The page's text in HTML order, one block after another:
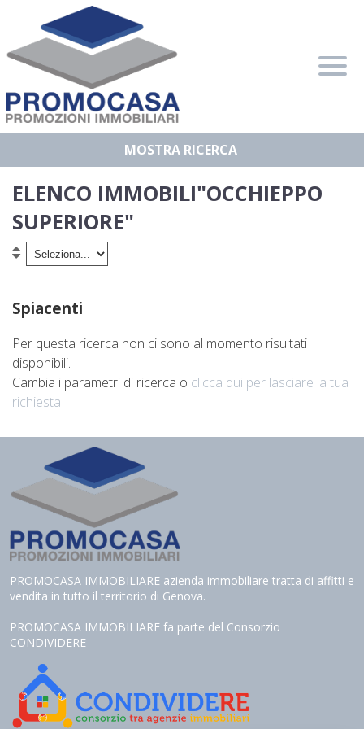
Home
Chi Siamo
Immobili In Vendita
Servizi
Lascia Una Richiesta
Proponi Un Immobile
Valuta Un Immobile
Contatti
ELENCO IMMOBILI"OCCHIEPPO
SUPERIORE"
Spiacenti
Per questa ricerca non ci sono al momento risultati
disponibili.
Cambia i parametri di ricerca o clicca qui per lasciare la tua
richiesta
PROMOCASA IMMOBILIARE azienda immobiliare tratta di affitti e
vendita in tutto il territorio di Genova.
PROMOCASA IMMOBILIARE fa parte del Consorzio
CONDIVIDERE